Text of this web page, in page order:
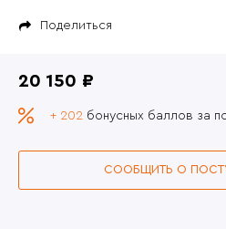
Поделиться
20 150 ₽
+ 202 бонусных баллов за
СООБЩИТЬ О